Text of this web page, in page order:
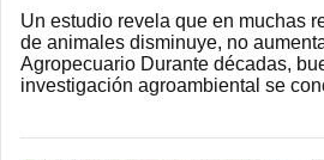
Un estudio revela que en muchas
de animales disminuye, no
Agropecuario Durante décadas,
investigación agroambiental se